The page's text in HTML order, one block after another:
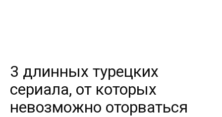
3 длинных турецких
сериала, от которых
невозможно оторваться